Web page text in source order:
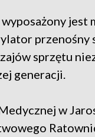
jest
przenośny
sprzętu
generacji.
w